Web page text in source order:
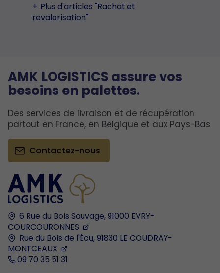
Plus d'articles "Rachat et
revalorisation"
6 Rue du Bois Sauvage,91000 EVRY-
COURCOURONNES
Rue du Bois de l'Écu,91830 LE COUDRAY-
MONTCEAUX
09 70 35 51 31
AMK LOGISTICS assure vos
besoins en palettes.
Des services de livraison et de récupération
partout en France, en Belgique et aux Pays-Bas
Contactez-nous